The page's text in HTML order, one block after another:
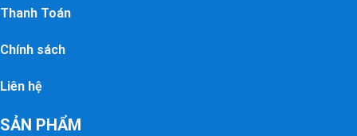
Thanh Toán
Chính sách
Liên hệ
SẢN PHẨM